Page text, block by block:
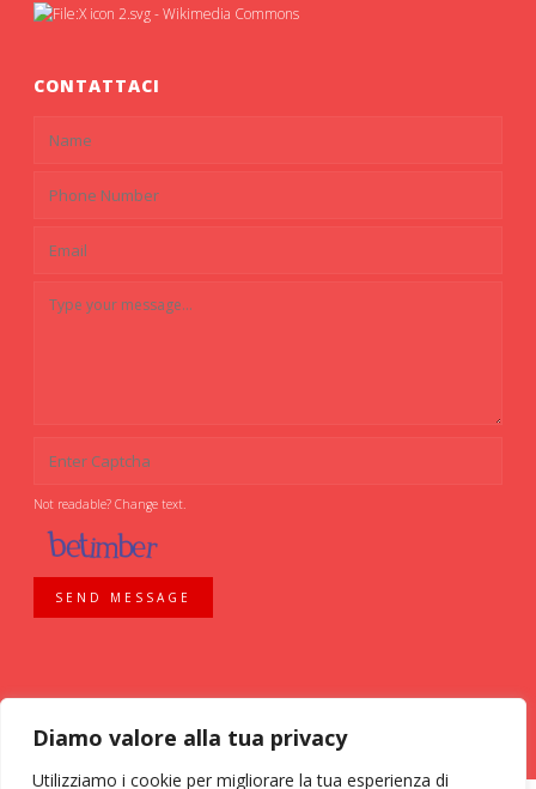
Diamo valore alla tua privacy
Utilizziamo i cookie per migliorare la tua esperienza di
CONTATTACI
Not readable? Change text.
SEND MESSAGE